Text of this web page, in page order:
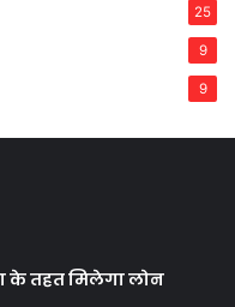
25
9
9
के तहत मिलेगा लोन